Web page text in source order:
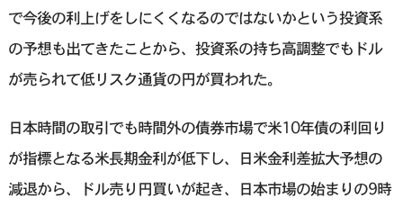
で今後の利上げをしにくくなるのではないかという投資系
の予想も出てきたことから、投資系の持ち高調整でもドル
が売られて低リスク通貨の円が買われた。
日本時間の取引でも時間外の債券市場で米10年債の利回り
が指標となる米長期金利が低下し、日米金利差拡大予想の
減退から、ドル売り円買いが起き、日本市場の始まりの9時